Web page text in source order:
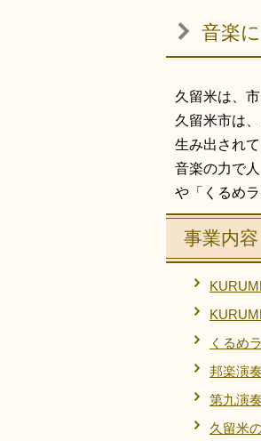
音楽
久留米は、
久留米市は
生み出され
音楽の力で
や「くるめ
事業内容
くるめ
邦楽演
第九演
久留米